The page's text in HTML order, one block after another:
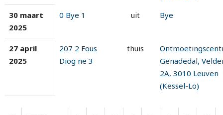
30 maart
2025
0 Bye 1 uit Bye
27 april
2025
207 2 Fous
Diog ne 3
thuis
Genadedal,
2A, 3010 Leuven
(Kessel-Lo)